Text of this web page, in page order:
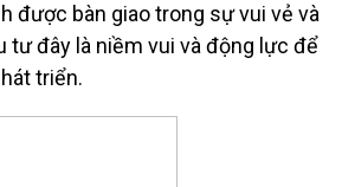
được bàn giao trong sự vui vẻ và
tư đây là niềm vui và động lực để
triển.